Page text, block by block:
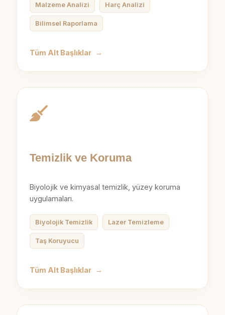
Malzeme Analizi Harç Analizi
Bilimsel Raporlama
Tüm Alt Başlıklar →
Temizlik ve Koruma
Biyolojik ve kimyasal temizlik, yüzey koruma
uygulamaları.
Biyolojik Temizlik Lazer Temizleme
Taş Koruyucu
Tüm Alt Başlıklar →